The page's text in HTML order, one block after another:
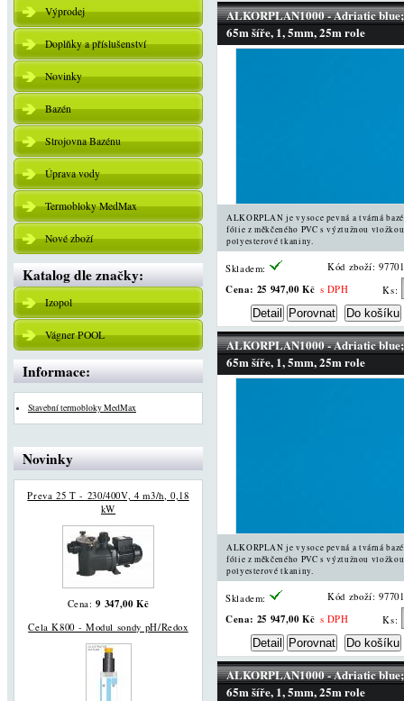
Výprodej
Doplňky a příslušenství
Novinky
Bazén
Strojovna Bazénu
Úprava vody
Termobloky MedMax
Nové zboží
Katalog dle značky:
Izopol
Vágner POOL
Informace:
Stavební termobloky MedMax
Novinky
Preva 25 T - 230/400V, 4 m3/h, 0,18
kW
Cena:9 347,00 Kč
Cela K800 - Modul sondy pH/Redox
ALKORPLAN1000 - Adriatic
65m šíře, 1, 5mm, 25m role
ALKORPLAN je vysoce pevná a tvárná
fólie z měkčeného PVC s výztužnou
polyesterové tkaniny.
Skladem: Kód zboží:
Cena: 25 947,00 Kč s DPH Ks:
ALKORPLAN1000 - Adriatic
65m šíře, 1, 5mm, 25m role
ALKORPLAN je vysoce pevná a tvárná
fólie z měkčeného PVC s výztužnou
polyesterové tkaniny.
Skladem: Kód zboží:
Cena: 25 947,00 Kč s DPH Ks:
ALKORPLAN1000 - Adriatic
65m šíře, 1, 5mm, 25m role